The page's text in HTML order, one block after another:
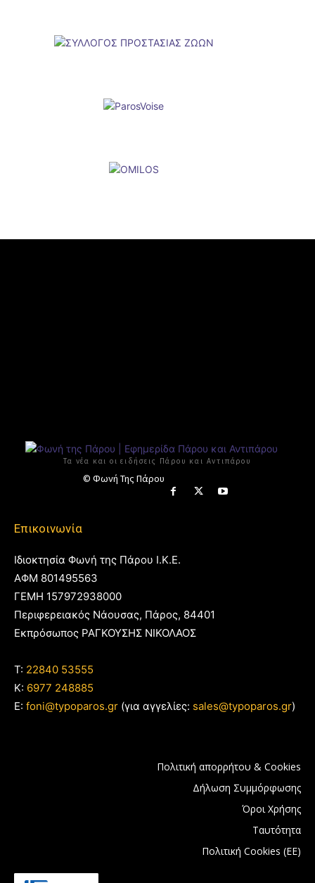
Τα νέα και οι ειδήσεις Πάρου και Αντιπάρου
© Φωνή Της Πάρου
Επικοινωνία
Ιδιοκτησία Φωνή της Πάρου Ι.Κ.Ε.
ΑΦΜ 801495563
ΓΕΜΗ 157972938000
Περιφερειακός Νάουσας, Πάρος, 84401
Εκπρόσωπος ΡΑΓΚΟΥΣΗΣ ΝΙΚΟΛΑΟΣ
T: 22840 53555
Κ: 6977 248885
E: foni@typoparos.gr (για αγγελίες: sales@typoparos.gr)
Πολιτική απορρήτου & Cookies
Δήλωση Συμμόρφωσης
Όροι Χρήσης
Ταυτότητα
Πολιτική Cookies (ΕΕ)